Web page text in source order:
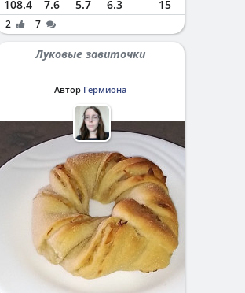
108.4 7.6 5.7 6.3 15
2 7
Луковые завиточки
Автор Гермиона